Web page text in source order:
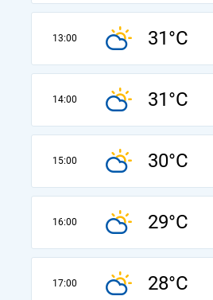
13:00 31°C
14:00 31°C
15:00 30°C
16:00 29°C
17:00 28°C